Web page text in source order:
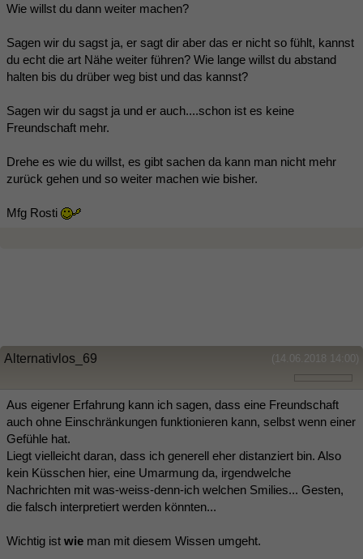
Wie willst du dann weiter machen?
Sagen wir du sagst ja, er sagt dir aber das er nicht so fühlt, kannst
du echt die art Nähe weiter führen? Wie lange willst du abstand
halten bis du drüber weg bist und das kannst?
Sagen wir du sagst ja und er auch....schon ist es keine
Freundschaft mehr.
Drehe es wie du willst, es gibt sachen da kann man nicht mehr
zurück gehen und so weiter machen wie bisher.
Mfg Rosti
(14.06.2018 14:00)
Alternativlos_69
Aus eigener Erfahrung kann ich sagen, dass eine Freundschaft
auch ohne Einschränkungen funktionieren kann, selbst wenn einer
Gefühle hat.
Liegt vielleicht daran, dass ich generell eher distanziert bin. Also
kein Küsschen hier, eine Umarmung da, irgendwelche
Nachrichten mit was-weiss-denn-ich welchen Smilies... Gesten,
die falsch interpretiert werden könnten...
Wichtig ist wie man mit diesem Wissen umgeht.